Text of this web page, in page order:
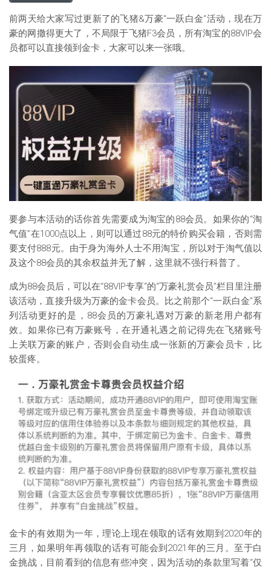
前两天给大家写过更新了的飞猪&万豪“一跃白金“活动，现在万
豪的网撒得更大了，不局限于飞猪F3会员，所有淘宝的88VIP会
员都可以直接领到金卡，大家可以来一张哦。
要参与本活动的话你首先需要成为淘宝的88会员。如果你的“淘
气值”在1000点以上，则可以通过88元的特价购买会籍，否则需
要支付888元。由于身为海外人士不用淘宝，所以对于淘气值以
及这个88会员的其余权益并无了解，这里就不强行科普了。
成为88会员后，可以在“88VIP专享“的“万豪礼赏会员”栏目里注册
该活动，直接升级为万豪的金卡会员。比之前那个“一跃白金”系
列活动更好的是，88会员的万豪礼遇对万豪的新老用户都有
效。如果你已有万豪账号，在开通礼遇之前记得先在飞猪账号
上关联万豪的账户，否则会自动生成一张新的万豪会员卡，比
较蛋疼。
金卡的有效期为一年，理论上现在领取的话有效期到2020年的
三月，如果明年再领取的话有可能会到2021年的三月。至于白
金挑战，目前看到的信息有些冲突，因为活动的条款里写着“仅